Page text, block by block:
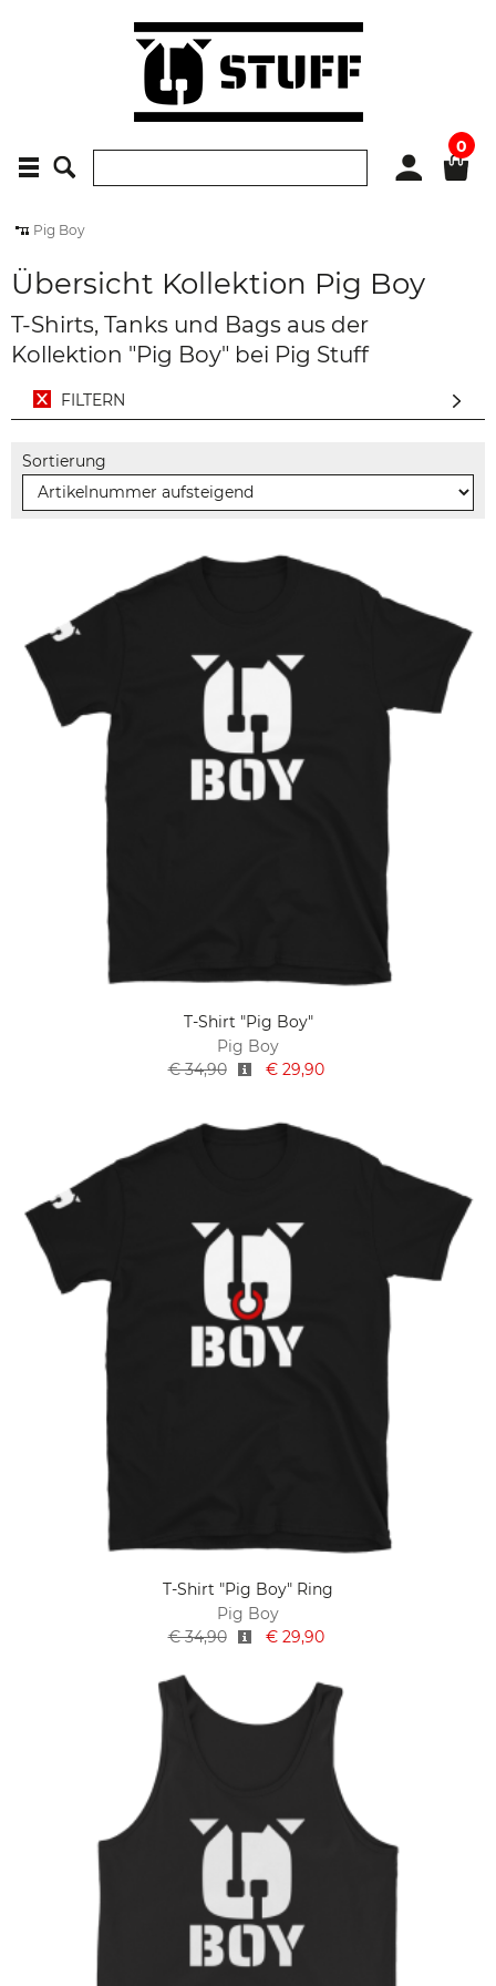
0
Pig Boy
Übersicht Kollektion Pig Boy
T-Shirts, Tanks und Bags aus der
Kollektion "Pig Boy" bei Pig Stuff
Sortierung
T-Shirt "Pig Boy"
Pig Boy
€ 34,90
€ 29,90
T-Shirt "Pig Boy" Ring
Pig Boy
€ 34,90
€ 29,90
FILTERN